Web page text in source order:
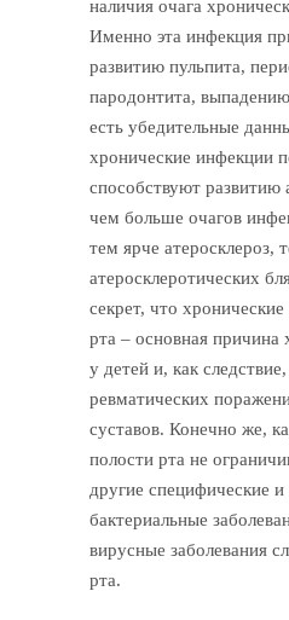
наличия очага
Именно эта инфекция
развитию пульпита,
пародонтита,
есть убедительные
хронические инфекции
способствуют развитию
чем больше очагов
тем ярче атеросклероз,
атеросклеротических
секрет, что
рта – основная причина
у детей и, как
ревматических
суставов. Конечно же,
полости рта не
другие специфические
бактериальные
вирусные заболевания
рта.